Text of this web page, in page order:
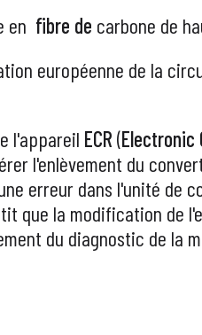
en fibre de carbone de
européenne de la
l'appareil ECR (Electronic
l'enlèvement du
erreur dans l'unité de
que la modification de
du diagnostic de la